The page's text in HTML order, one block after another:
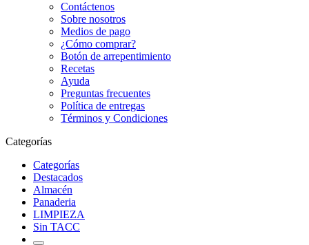
Contáctenos
Sobre nosotros
Medios de pago
¿Cómo comprar?
Botón de arrepentimiento
Recetas
Ayuda
Preguntas frecuentes
Política de entregas
Términos y Condiciones
Categorías
Categorías
Destacados
Almacén
Panaderia
LIMPIEZA
Sin TACC